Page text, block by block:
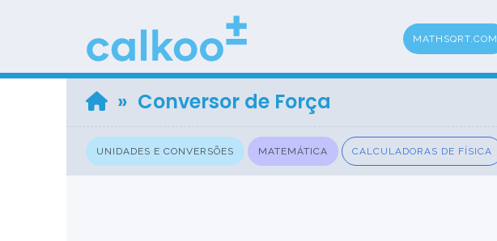
MATHSQRT.COM
» Conversor de Força
UNIDADES E CONVERSÕES MATEMÁTICA CALCULADORAS DE FÍSICA